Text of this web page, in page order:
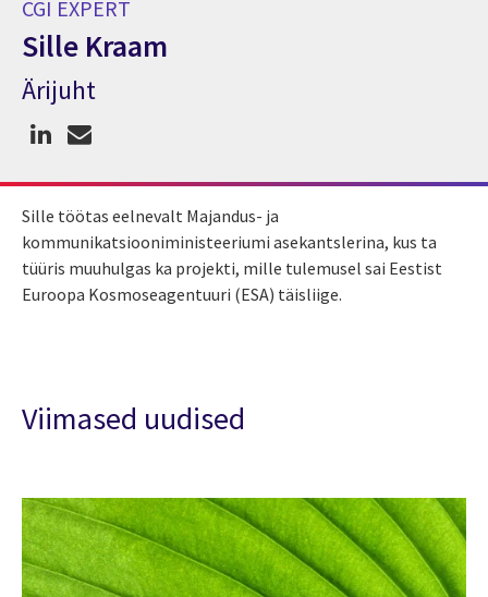
CGI EXPERT
Sille Kraam
CGI Expert Sille Kraam
Ärijuht
Sille töötas eelnevalt Majandus- ja
kommunikatsiooniministeeriumi asekantslerina, kus ta
tüüris muuhulgas ka projekti, mille tulemusel sai Eestist
Euroopa Kosmoseagentuuri (ESA) täisliige.
Viimased uudised